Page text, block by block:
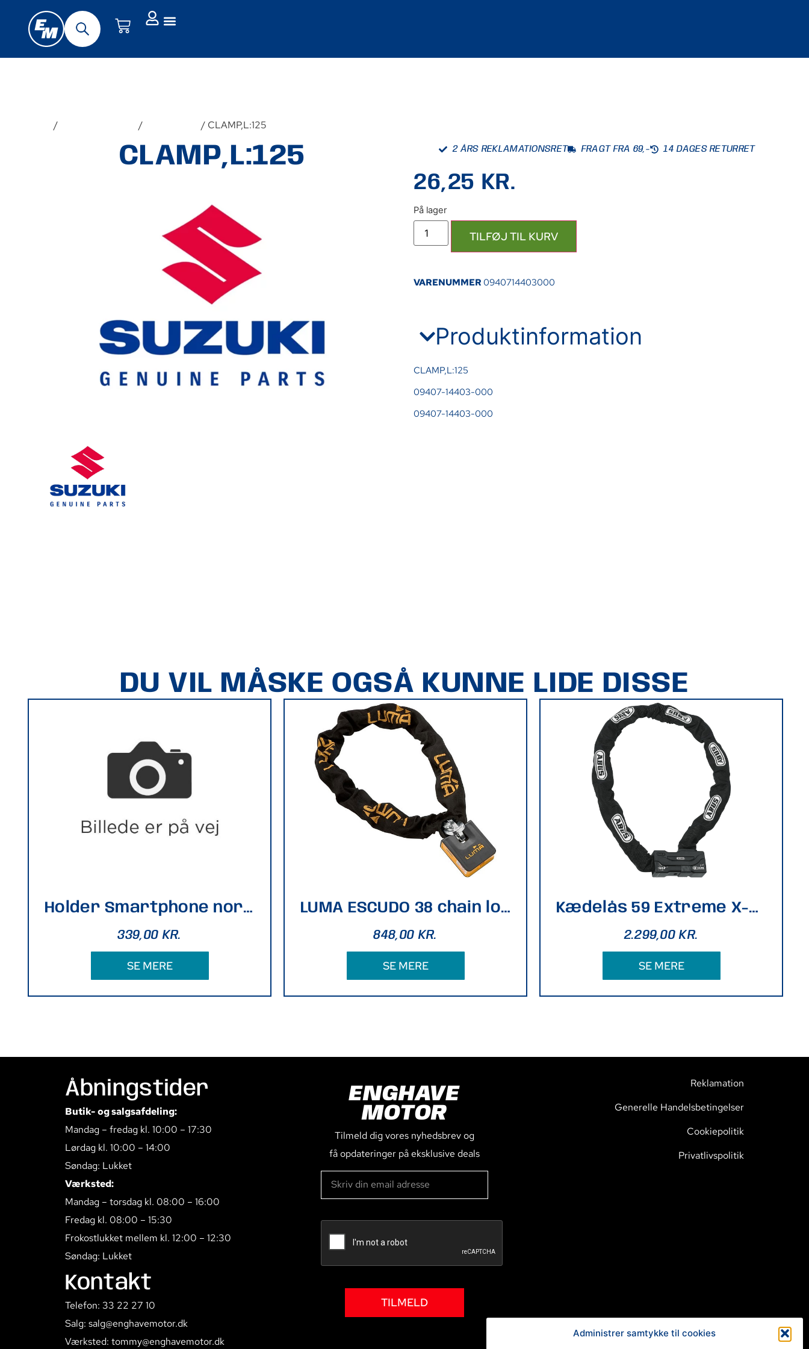
Administrer samtykke til cookies
/ / / CLAMP,L:125
CLAMP,L:125 2 ÅRS REKLAMATIONSRET FRAGT FRA 69,- 14 DAGES RETURRET
26,25 KR.
TILFØJ TIL KURV
VARENUMMER 0940714403000
Produktinformation
CLAMP,L:125
09407-14403-000
09407-14403-000
DU VIL MÅSKE OGSÅ KUNNE LIDE DISSE
Holder Smartphone norm styr 13,5x6 cm
339,00KR.
SE MERE
LUMA ESCUDO 38 chain lock 170cm
848,00KR.
SE MERE
Kædelås 59 Extreme X-Plus 12mm 59/12HKS170
2.299,00KR.
SE MERE
Åbningstider
Butik- og salgsafdeling:
Mandag – fredag kl. 10:00 – 17:30
Lørdag kl. 10:00 – 14:00
Søndag: Lukket
Værksted:
Mandag – torsdag kl. 08:00 – 16:00
Fredag kl. 08:00 – 15:30
Frokostlukket mellem kl. 12:00 – 12:30
Søndag: Lukket
Kontakt
Telefon: 33 22 27 10
Salg: salg@enghavemotor.dk
Værksted: tommy@enghavemotor.dk
ENGHAVE
MOTOR
Tilmeld dig vores nyhedsbrev og
få opdateringer på eksklusive deals
TILMELD
Reklamation
Generelle Handelsbetingelser
Cookiepolitik
Privatlivspolitik